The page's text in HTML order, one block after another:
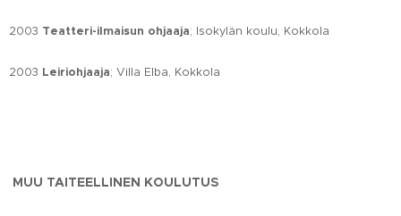
2003 Teatteri-ilmaisun ohjaaja; Isokylän koulu, Kokkola
2003 Leiriohjaaja; Villa Elba, Kokkola
MUU TAITEELLINEN KOULUTUS